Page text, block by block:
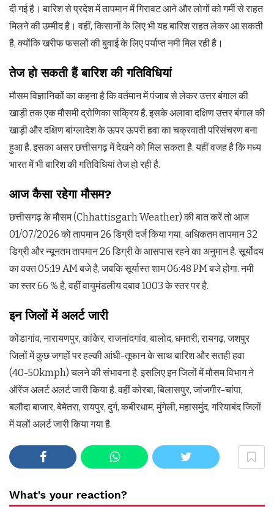
दी गई है। बारिश से प्रदेश में तापमान में गिरावट आने और लोगों को गर्मी से राहत
मिलने की उम्मीद है। वहीं, किसानों के लिए भी यह बारिश राहत लेकर आ सकती
है, क्योंकि खरीफ फसलों की बुवाई के लिए पर्याप्त नमी मिल रही है।
तेज हो सकती हैं बारिश की गतिविधियां
मौसम विज्ञानिकों का कहना है कि वर्तमान में पंजाब से लेकर उत्तर बंगाल की
खाड़ी तक एक मौसमी द्रोणिका सक्रिय है. इसके अलावा दक्षिण उत्तर बंगाल की
खाड़ी और दक्षिण बांग्लादेश के ऊपर ऊपरी हवा का चक्रवाती परिसंचरण बना
हुआ है. इसका असर छत्तीसगढ़ में देखने को मिल सकता है. यहीं वजह है कि मध्य
भारत में भी बारिश की गतिविधियां तेज हो रही है.
आज कैसा रहेगा मौसम?
छत्तीसगढ़ के मौसम (Chhattisgarh Weather) की बात करें तो आज
01/07/2026 को तापमान 26 डिग्री दर्ज किया गया. अधिकतम तापमान 32
डिग्री और न्यूनतम तापमान 26 डिग्री के आसपास रहने का अनुमान है. सूर्योदय
का वक्त 05:19 AM बजे है, जबकि सूर्यास्त शाम 06:48 PM बजे होगा. नमी
का स्तर 66 % है, वहीं वायुमंडलीय दबाव 1003 के स्तर पर है.
इन जिलों में अलर्ट जारी
कोंडागांव, नारायणपुर, कांकेर, राजनांदगांव, बालोद, धमतरी, रायगढ़, जशपुर
जिलों में कुछ जगहों पर हल्की आंधी-तूफान के साथ बारिश और सतही हवा
(40-50kmph) चलने की संभावना है. इसलिए इन जिलों में मौसम विभाग ने
ऑरेंज अलर्ट अलर्ट जारी किया है. वहीं कोरबा, बिलासपुर, जांजगीर-चांपा,
बलौदा बाजार, बेमेतरा, रायपुर, दुर्ग, कबीरधाम, मुंगेली, महासमुंद, गरियाबंद जिलों
में यलों अलर्ट जारी किया गया है.
What's your reaction?